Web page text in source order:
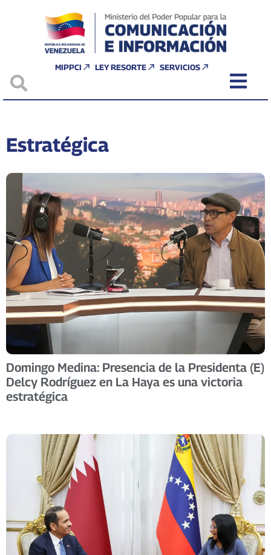
MIPPCI LEY RESORTE SERVICIOS
Estratégica
Domingo Medina: Presencia de la Presidenta (E)
Delcy Rodríguez en La Haya es una victoria
estratégica